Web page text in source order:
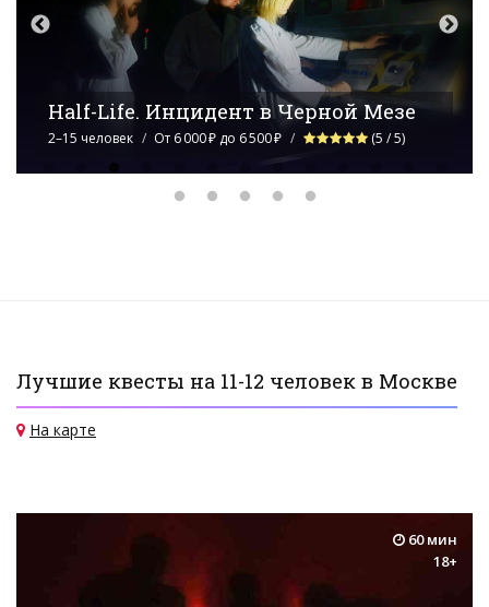
Вкус наследства
1–15 человек От 6 000 ₽ до 7 497 ₽
Лучшие квесты на 11-12 человек в Москве
На карте
60 мин
18+